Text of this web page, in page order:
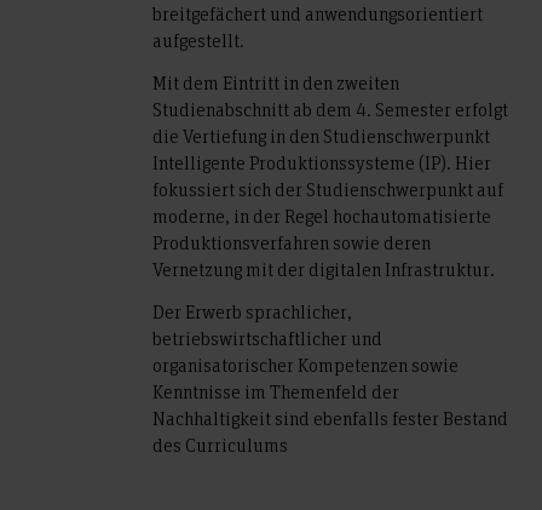
breitgefächert und anwendungsorientiert
aufgestellt.
Mit dem Eintritt in den zweiten
Studienabschnitt ab dem 4. Semester erfolgt
die Vertiefung in den Studienschwerpunkt
Intelligente Produktionssysteme (IP). Hier
fokussiert sich der Studienschwerpunkt auf
moderne, in der Regel hochautomatisierte
Produktionsverfahren sowie deren
Vernetzung mit der digitalen Infrastruktur.
Der Erwerb sprachlicher,
betriebswirtschaftlicher und
organisatorischer Kompetenzen sowie
Kenntnisse im Themenfeld der
Nachhaltigkeit sind ebenfalls fester Bestand
des Curriculums